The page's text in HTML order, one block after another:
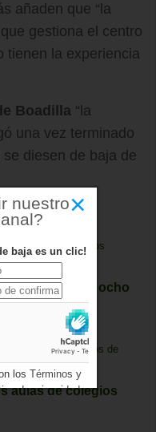
añaden que “la
gestiona el centro
tienen la experiencia
Boadilla “la
una vez terminado
diesen de baja de
en mejorar ocho
aulas de colegios
×
nuestro
baja es un clic!
los Términos y
de privacidad